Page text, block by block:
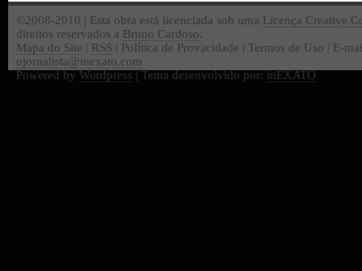
©2008-2010 | Esta obra está licenciada sob uma Licença Creative
direitos reservados a Bruno Cardoso.
Mapa do Site | RSS | Política de Provacidade | Termos de Uso | E-
ojornalista@inexato.com
Powered by Wordpress | Tema desenvolvido por: inEXATO